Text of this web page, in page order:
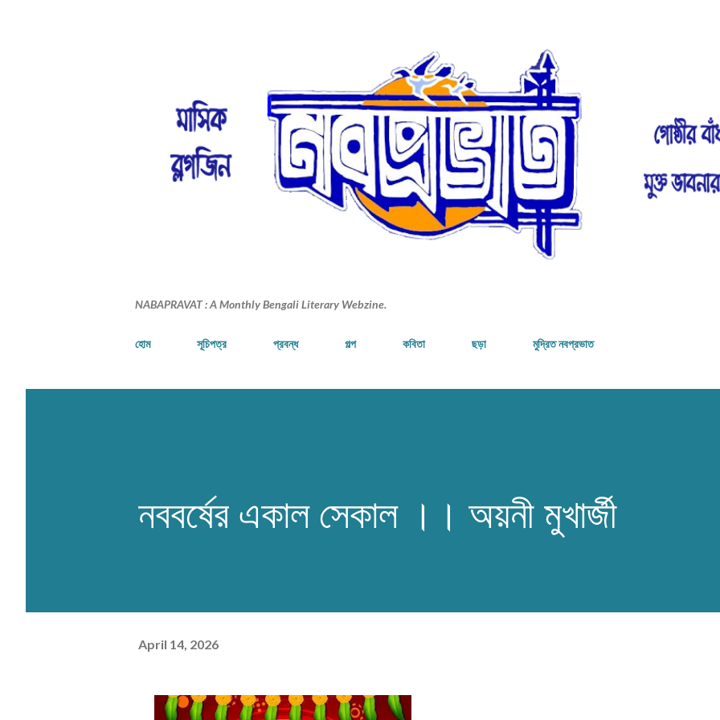
NABAPRAVAT : A Monthly Bengali Literary Webzine.
হোম সূচিপত্র প্রবন্ধ গল্প কবিতা ছড়া মুদ্রিত নবপ্রভাত
নববর্ষের একাল সেকাল ।। অয়নী মুখার্জী
April 14, 2026